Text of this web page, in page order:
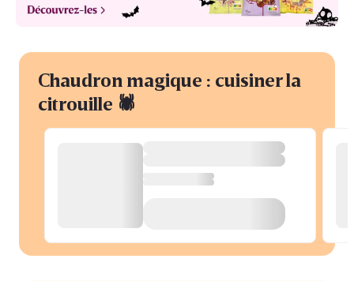
Chaudron magique : cuisiner la
citrouille 🕷️